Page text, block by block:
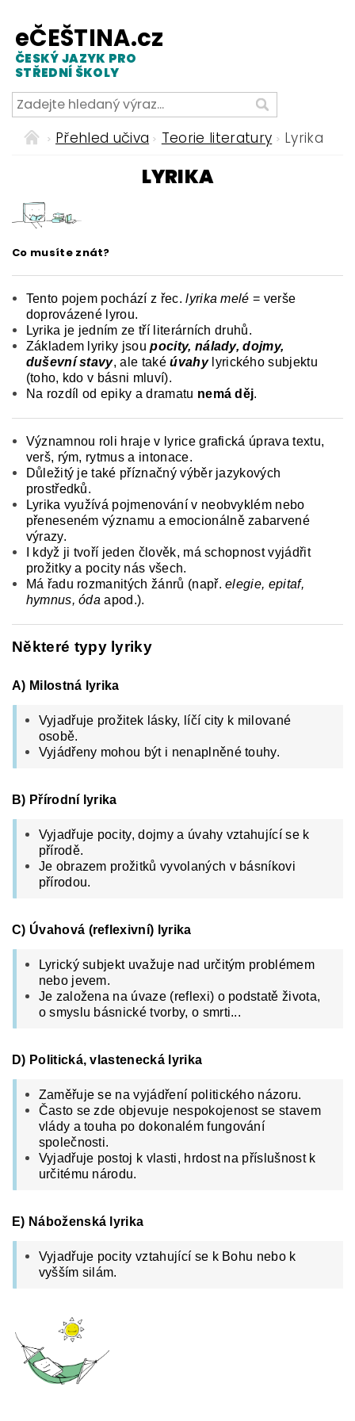
eČEŠTINA.cz
ČESKÝ JAZYK PRO
STŘEDNÍ ŠKOLY
Přehled učiva Teorie literatury Lyrika
LYRIKA
Co musíte znát?
Tento pojem pochází z řec. lyrika melé = verše
doprovázené lyrou.
Lyrika je jedním ze tří literárních druhů.
Základem lyriky jsoupocity, nálady, dojmy,
duševní stavy, ale takéúvahylyrického subjektu
(toho, kdo v básni mluví).
Na rozdíl od epiky a dramatu nemá děj.
Významnou roli hraje v lyrice grafická úprava textu,
verš, rým, rytmus a intonace.
Důležitý je také příznačný výběr jazykových
prostředků.
Lyrika využívá pojmenování v neobvyklém nebo
přeneseném významu a emocionálně zabarvené
výrazy.
I když ji tvoří jeden člověk, má schopnost vyjádřit
prožitky a pocity nás všech.
Má řadu rozmanitých žánrů (např.elegie, epitaf,
hymnus, óda apod.).
Některé typy lyriky
A) Milostná lyrika
Vyjadřuje prožitek lásky, l íčí city k milované
osobě.
Vyjádřeny mohou být i nenaplněné touhy.
B) Přírodní lyrika
Vyjadřuje pocity, dojmy a úvahy vztahující se k
přírodě.
Je obrazem prožitků vyvolaných v básníkovi
přírodou.
C) Úvahová (reflexivní) lyrika
Lyrický subjekt uvažuje nad určitým problémem
nebo jevem.
Je založena na úvaze (reflexi) o podstatě života,
o smyslu básnické tvorby, o smrti...
D) Politická, vlastenecká lyrika
Zaměřuje se na vyjádření politického názoru.
Často se zde objevuje nespokojenost se stavem
vlády a touha po dokonalém fungování
společnosti.
Vyjadřuje postoj k vlasti, hrdost na příslušnost k
určitému národu.
E) Náboženská lyrika
Vyjadřuje pocity vztahující se k Bohu nebo k
vyšším silám.